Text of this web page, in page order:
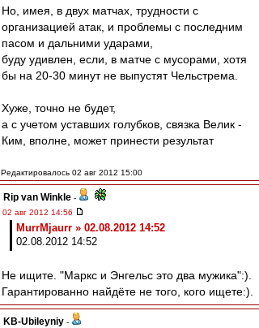
Но, имея, в двух матчах, трудности с
организацией атак, и проблемы с последним
пасом и дальними ударами,
буду удивлен, если, в матче с мусорами, хотя
бы на 20-30 минут не выпустят Чельстрема.
Хуже, точно не будет,
а с учетом уставших голубков, связка Велик -
Ким, вполне, может принести результат
Редактировалось 02 авг 2012 15:00
Rip van Winkle -
02 авг 2012 14:56
MurrMjaurr » 02.08.2012 14:52
02.08.2012 14:52
Не ищите. "Маркс и Энгельс это два мужика":).
Гарантированно найдёте не того, кого ищете:).
KB-Ubileyniy -